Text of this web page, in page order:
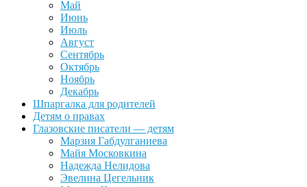
Май
Июнь
Июль
Август
Сентябрь
Октябрь
Ноябрь
Декабрь
Шпаргалка для родителей
Детям о правах
Глазовские писатели — детям
Марзия Габдулганиева
Майя Московкина
Надежда Нелидова
Эвелина Цегельник